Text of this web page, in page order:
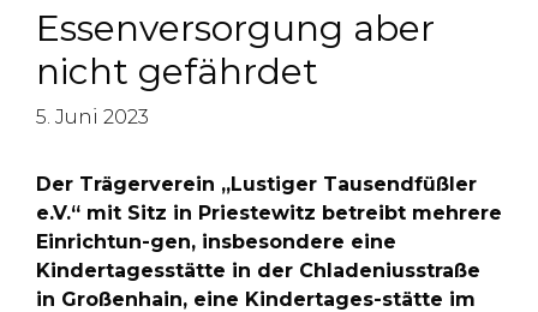
Essenversorgung aber
nicht gefährdet
5. Juni 2023
Der Trägerverein „Lustiger Tausendfüßler
e.V.“ mit Sitz in Priestewitz betreibt mehrere
Einrichtun-gen, insbesondere eine
Kindertagesstätte in der Chladeniusstraße
in Großenhain, eine Kindertages-stätte im